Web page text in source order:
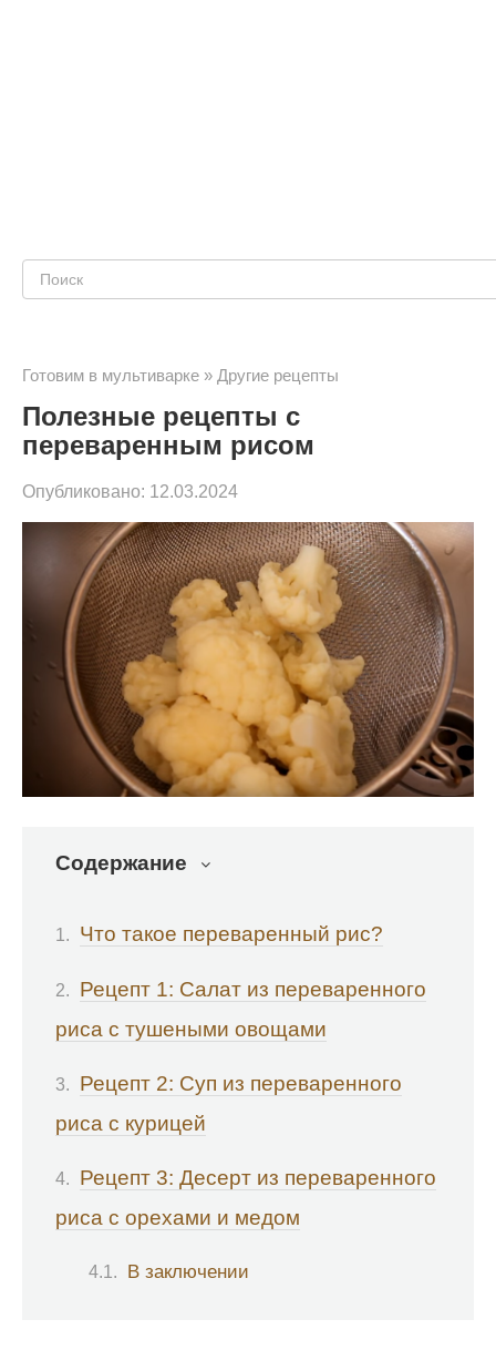
Поиск:
Готовим в мультиварке » Другие рецепты
Полезные рецепты с
переваренным рисом
Опубликовано: 12.03.2024
Содержание
Что такое переваренный рис?
Рецепт 1: Салат из переваренного
риса с тушеными овощами
Рецепт 2: Суп из переваренного
риса с курицей
Рецепт 3: Десерт из переваренного
риса с орехами и медом
В заключении